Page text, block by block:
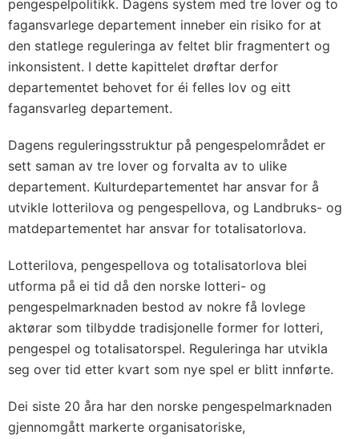
pengespelpolitikk. Dagens system med tre lover og to
fagansvarlege departement inneber ein risiko for at
den statlege reguleringa av feltet blir fragmentert og
inkonsistent. I dette kapittelet drøftar derfor
departementet behovet for éi felles lov og eitt
fagansvarleg departement.
Dagens reguleringsstruktur på pengespelområdet er
sett saman av tre lover og forvalta av to ulike
departement. Kulturdepartementet har ansvar for å
utvikle lotterilova og pengespellova, og Landbruks- og
matdepartementet har ansvar for totalisatorlova.
Lotterilova, pengespellova og totalisatorlova blei
utforma på ei tid då den norske lotteri- og
pengespelmarknaden bestod av nokre få lovlege
aktørar som tilbydde tradisjonelle former for lotteri,
pengespel og totalisatorspel. Reguleringa har utvikla
seg over tid etter kvart som nye spel er blitt innførte.
Dei siste 20 åra har den norske pengespelmarknaden
gjennomgått markerte organisatoriske,